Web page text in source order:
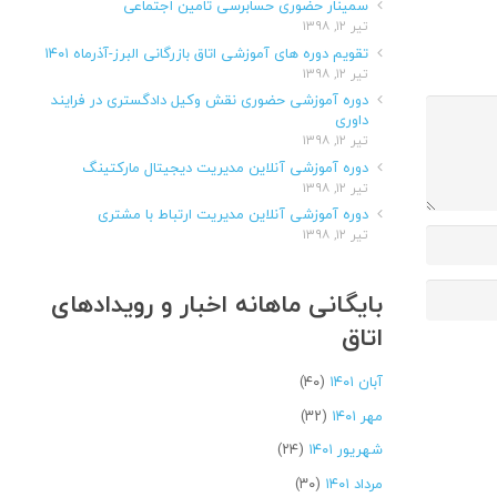
سمینار حضوری حسابرسی تامین اجتماعی
تیر ۱۲, ۱۳۹۸
تقویم دوره های آموزشی اتاق بازرگانی البرز-آذرماه ۱۴۰۱
تیر ۱۲, ۱۳۹۸
دوره آموزشی حضوری نقش وکیل دادگستری در فرایند
داوری
تیر ۱۲, ۱۳۹۸
دوره آموزشی آنلاین مدیریت دیجیتال مارکتینگ
تیر ۱۲, ۱۳۹۸
دوره آموزشی آنلاین مدیریت ارتباط با مشتری
تیر ۱۲, ۱۳۹۸
بایگانی ماهانه اخبار و رویدادهای
اتاق
آبان ۱۴۰۱
(۴۰)
مهر ۱۴۰۱
(۳۲)
شهریور ۱۴۰۱
(۲۴)
مرداد ۱۴۰۱
(۳۰)